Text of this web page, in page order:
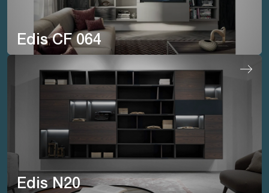
Edis CF 064
Edis N20